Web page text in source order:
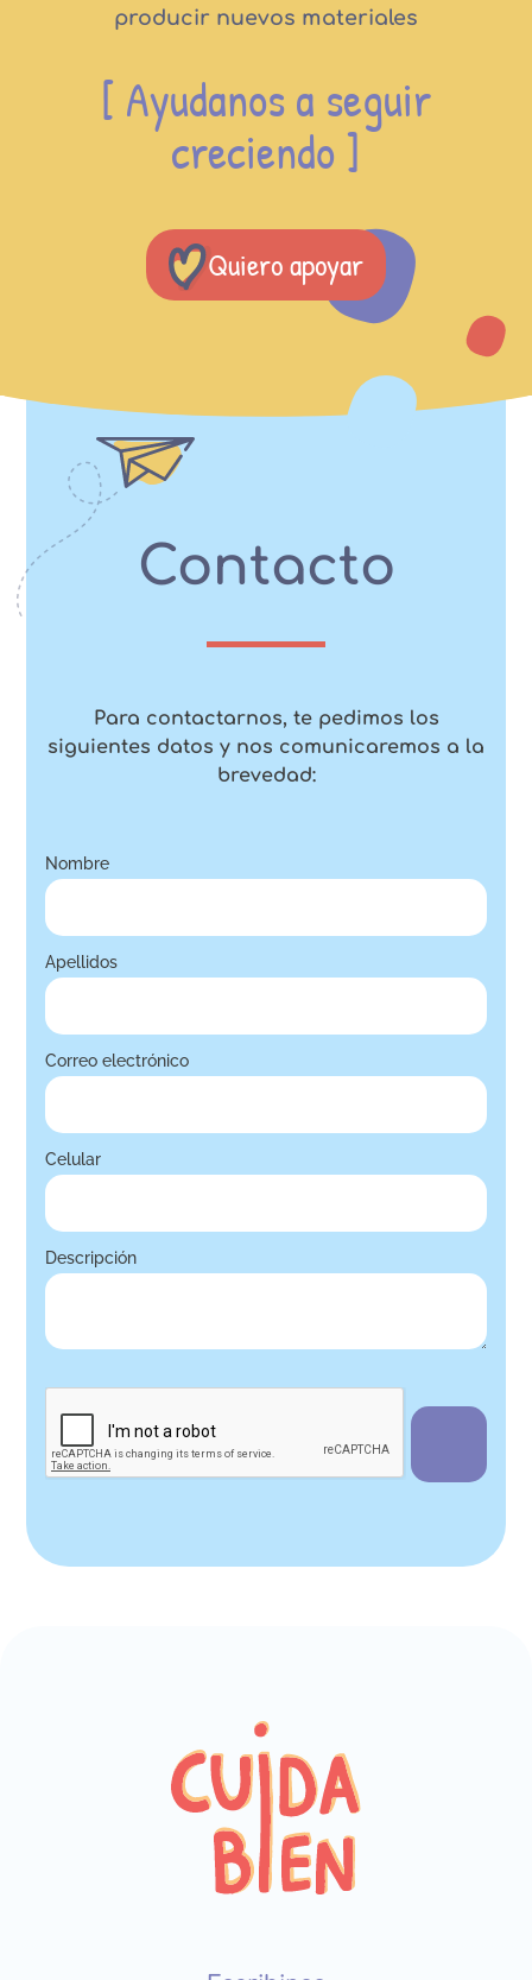
producir nuevos materiales
[ Ayudanos a seguir
creciendo ]
Quiero apoyar
Contacto
Para contactarnos, te pedimos los
siguientes datos y nos comunicaremos a la
brevedad:
Nombre
Apellidos
Correo electrónico
Celular
Descripción